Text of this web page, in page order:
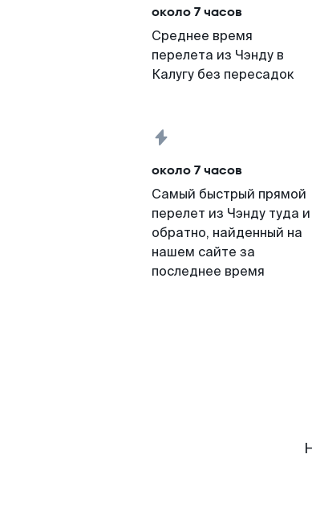
около 7 часов
Среднее время
перелета из Чэнду в
Калугу без пересадок
около 7 часов
Самый быстрый прямой
перелет из Чэнду туда и
обратно, найденный на
нашем сайте за
последнее время